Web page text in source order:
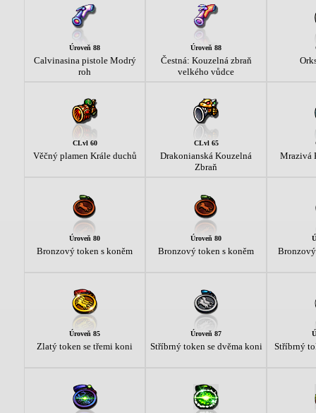
Úroveň 88
Calvinasina pistole Modrý
roh
Úroveň 88
Čestná: Kouzelná zbraň
velkého vůdce
CLvl 60
Věčný plamen Krále duchů
CLvl 65
Drakonianská Kouzelná
Zbraň
Mrazivá
Úroveň 80
Bronzový token s koněm
Úroveň 80
Bronzový token s koněm
Úroveň 85
Zlatý token se třemi koni
Úroveň 87
Stříbrný token se dvěma koni Stříbrný